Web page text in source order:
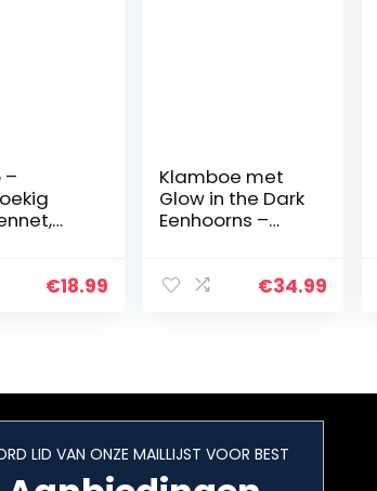
–
aan
€18.99
Klamboe met
Glow in the Dark
Eenhoorns –
Volwassenen –
€34.99
LID VAN ONZE MAILLIJST VOOR BEST